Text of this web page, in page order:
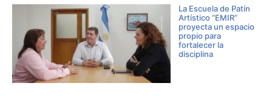
La Escuela de Patín
Artístico “EMIR”
proyecta un espacio
propio para
fortalecer la
disciplina